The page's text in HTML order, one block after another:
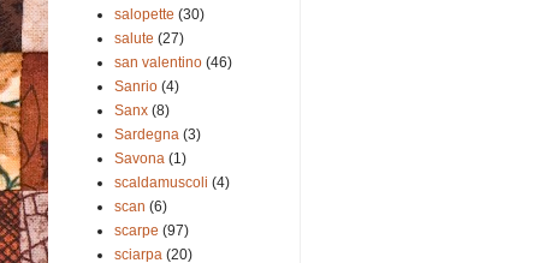
salopette (30)
salute (27)
san valentino (46)
Sanrio (4)
Sanx (8)
Sardegna (3)
Savona (1)
scaldamuscoli (4)
scan (6)
scarpe (97)
sciarpa (20)